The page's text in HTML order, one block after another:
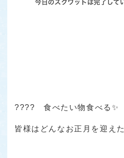
???? 食べたい物食べる
皆様はどんなお正月を迎え